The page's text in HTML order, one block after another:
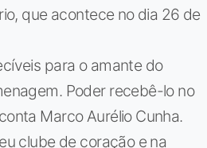
que acontece no dia 26 de
para o amante do
Poder recebê-lo no
Marco Aurélio Cunha.
clube de coração e na